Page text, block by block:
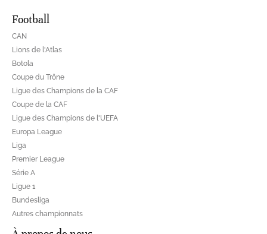
Football
CAN
Lions de l'Atlas
Botola
Coupe du Trône
Ligue des Champions de la CAF
Coupe de la CAF
Ligue des Champions de l'UEFA
Europa League
Liga
Premier League
Série A
Ligue 1
Bundesliga
Autres championnats